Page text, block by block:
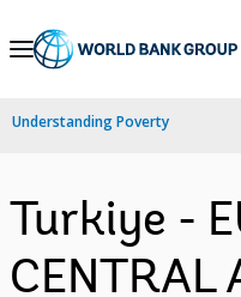
Skip
Navigation
Understanding Poverty
Turkiye -
CENTRAL